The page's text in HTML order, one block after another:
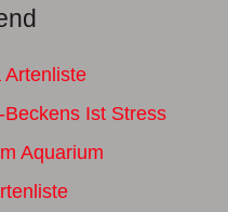
Artenliste
Ist Stress
Aquarium